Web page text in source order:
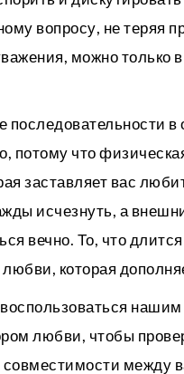
вопросу, не теряя
можно только
последовательности в
потому что
заставляет вас
исчезнуть, а
вечно. То, что
которая
нашим
любви, чтобы
совместимости между